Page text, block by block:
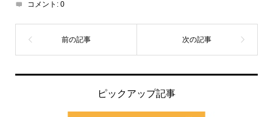
コメント: 0
ピックアップ記事